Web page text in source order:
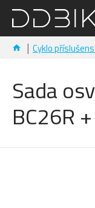
Cyklo
Sada
BC26R